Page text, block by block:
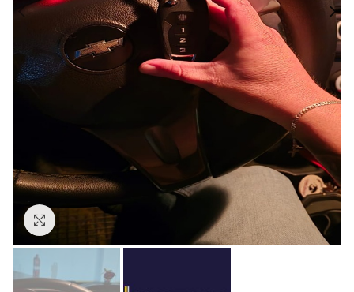
Click to enlarge